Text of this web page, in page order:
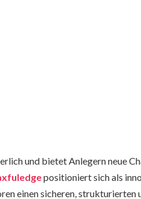
und bietet Anlegern neue
positioniert sich als
einen sicheren, strukturierten